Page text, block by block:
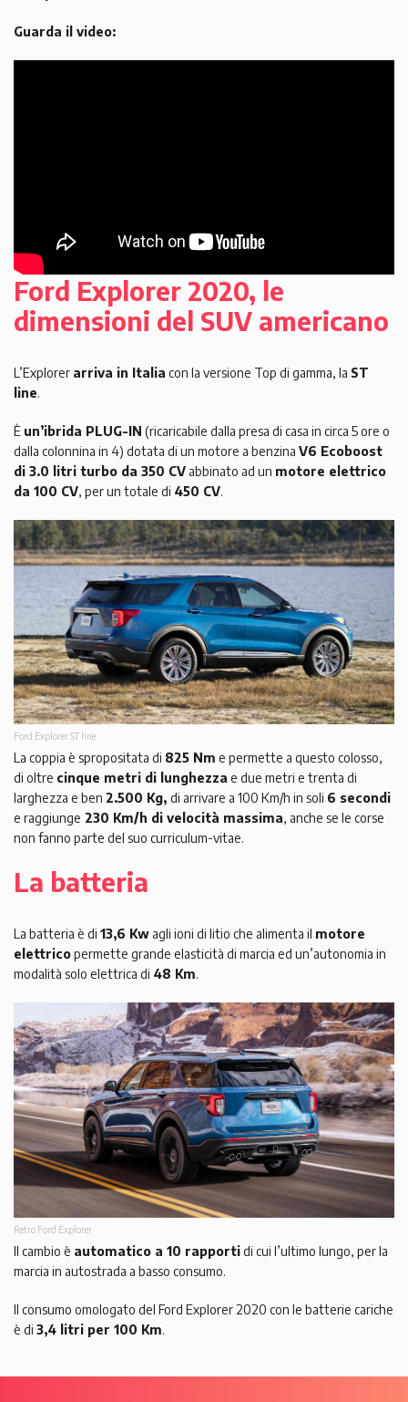
Guarda il video:
Ford Explorer 2020, le
dimensioni del SUV americano
L’Explorer arriva in Italia con la versione Top di gamma, la ST
line.
È un’ibrida PLUG-IN (ricaricabile dalla presa di casa in circa 5 ore o
dalla colonnina in 4) dotata di un motore a benzina V6 Ecoboost
di 3.0 litri turbo da 350 CV abbinato ad un motore elettrico
da 100 CV, per un totale di 450 CV.
Ford Explorer ST line
La coppia è spropositata di 825 Nm e permette a questo colosso,
di oltre cinque metri di lunghezza e due metri e trenta di
larghezza e ben 2.500 Kg, di arrivare a 100 Km/h in soli 6 secondi
e raggiunge 230 Km/h di velocità massima, anche se le corse
non fanno parte del suo curriculum-vitae.
La batteria
La batteria è di 13,6 Kw agli ioni di litio che alimenta il motore
elettricopermette grande elasticità di marcia ed un’autonomia in
modalità solo elettrica di 48 Km.
Retro Ford Explorer
Il cambio è automatico a 10 rapportidi cui l’ultimo lungo, per la
marcia in autostrada a basso consumo.
Il consumo omologato del Ford Explorer 2020 con le batterie cariche
è di 3,4 litri per 100 Km.